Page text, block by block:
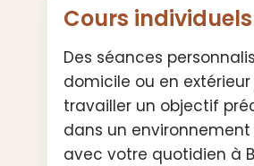
Cours individuels
Des séances
domicile ou en
travailler un objectif
dans un
avec votre quotidien à